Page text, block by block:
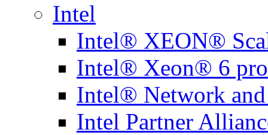
Intel
Intel® XEON®
Intel® Xeon® 6
Intel® Network
Intel Partner